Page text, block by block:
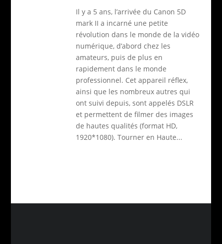
Il y a 5 ans, l’arrivée du Canon 5D
mark II a incarné une petite
révolution dans le monde de la vidéo
numérique, d’abord chez les
amateurs, puis de plus en
rapidement dans le monde
professionnel. Cet appareil réflex,
ainsi que les nombreux autres qui
ont suivi depuis, sont appelés DSLR
et permettent de filmer des images
de hautes qualités (format HD,
1920*1080). Tourner en Haute...